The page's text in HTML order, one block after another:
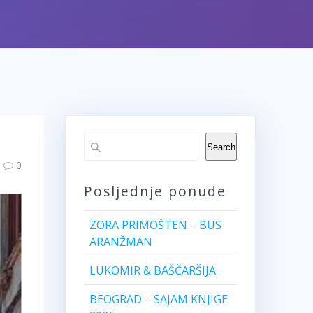
0
Search
Posljednje ponude
ZORA PRIMOŠTEN – BUS
ARANŽMAN
LUKOMIR & BAŠČARŠIJA
BEOGRAD – SAJAM KNJIGE